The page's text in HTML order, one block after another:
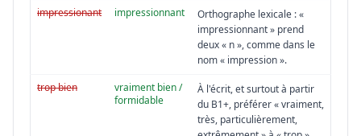
impressionant
impressionnant
Orthographe lexicale : «
impressionnant » prend
deux « n », comme dans le
nom « impression ».
trop bien
vraiment bien /
formidable
À l'écrit, et surtout à partir
du B1+, préférer « vraiment,
très, particulièrement,